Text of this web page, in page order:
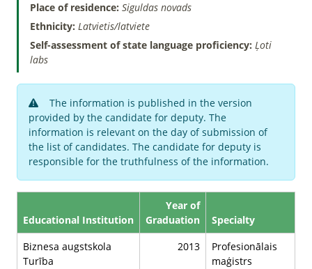
Place of residence: Siguldas novads
Ethnicity: Latvietis/latviete
Self-assessment of state language proficiency: Ļoti
labs
The information is published in the version
provided by the candidate for deputy. The
information is relevant on the day of submission of
the list of candidates. The candidate for deputy is
responsible for the truthfulness of the information.
Educational Institution
Year of
Graduation
Specialty
Biznesa augstskola
Turība
2013
Profesionālais
maģistrs